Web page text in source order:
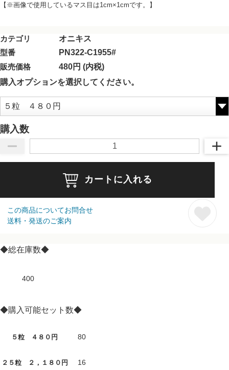
【※画像で使用しているマス目は1cm×1cmです。】
カテゴリ
オニキス
型番
PN322-C1955#
販売価格
480円 (内税)
購入オプションを選択してください。
購入数
カートに入れる
この商品についてお問合せ
送料・発送のご案内
◆総在庫数◆
400
◆購入可能セット数◆
５粒 ４８０円 80
２５粒 ２，１８０円 16